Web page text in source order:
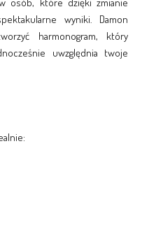
wyniki. Damon
harmonogram, który
uwzględnia twoje